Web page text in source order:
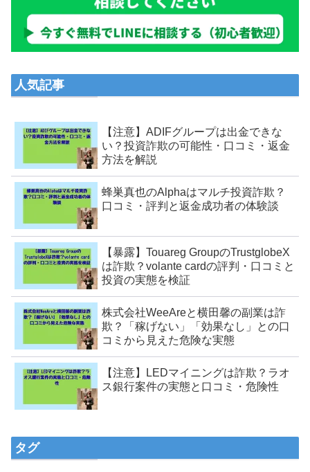
人気記事
【注意】ADIFグループは出金できな
い？投資詐欺の可能性・口コミ・返金
方法を解説
蜂巣真也のAlphaはマルチ投資詐欺？
口コミ・評判と返金成功者の体験談
【暴露】Touareg GroupのTrustglobeX
は詐欺？volante cardの評判・口コミと
投資の実態を検証
株式会社WeeAreと横田馨の副業は詐
欺？「稼げない」「効果なし」との口
コミから見えた危険な実態
【注意】LEDマイニングは詐欺？ラオ
ス銀行案件の実態と口コミ・危険性
タグ